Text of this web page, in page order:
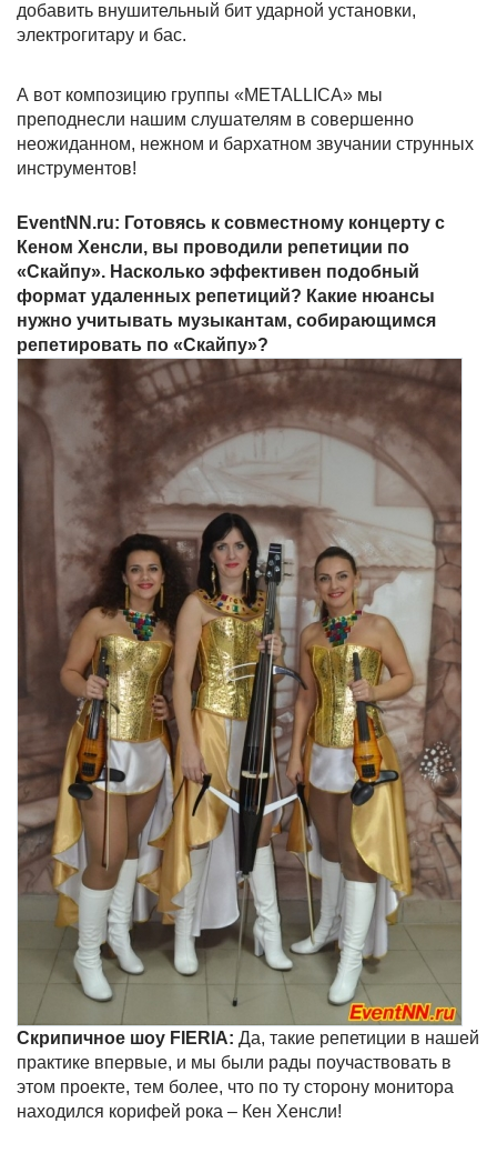
добавить внушительный бит ударной установки,
электрогитару и бас.
А вот композицию группы «METALLICA» мы
преподнесли нашим слушателям в совершенно
неожиданном, нежном и бархатном звучании струнных
инструментов!
EventNN.ru: Готовясь к совместному концерту с
Кеном Хенсли, вы проводили репетиции по
«Скайпу». Насколько эффективен подобный
формат удаленных репетиций? Какие нюансы
нужно учитывать музыкантам, собирающимся
репетировать по «Скайпу»?
Скрипичное шоу FIERIA: Да, такие репетиции в нашей
практике впервые, и мы были рады поучаствовать в
этом проекте, тем более, что по ту сторону монитора
находился корифей рока – Кен Хенсли!